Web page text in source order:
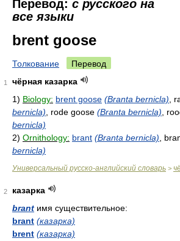
Перевод: с русского на
все языки
brent goose
Толкование Перевод
1
чёрная казарка
1) Biology: brent goose (Branta bernicla) ,
bernicla) , rode goose (Branta bernicla) ,
bernicla)
2) Ornithology: brant (Branta bernicla) ,
bernicla)
Универсальный русско-английский словарь >
2
казарка
brant имя существительное:
brant (казарка)
brent (казарка)